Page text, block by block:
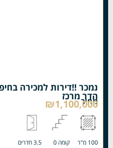
נמכר !!דירות למכירה
הדר מרכז
מחיר
₪1,100,000
100 מ"ר קומה 0 3.5 חדרים